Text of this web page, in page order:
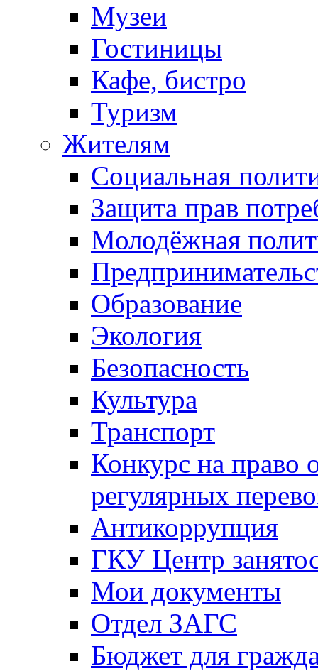
Музеи
Гостиницы
Кафе, бистро
Туризм
Жителям
Социальная
Защита прав
Молодёжная
Образование
Экология
Безопасность
Культура
Транспорт
Конкурс на право
регулярных
Антикоррупция
ГКУ Центр
Мои документы
Отдел ЗАГС
Бюджет для